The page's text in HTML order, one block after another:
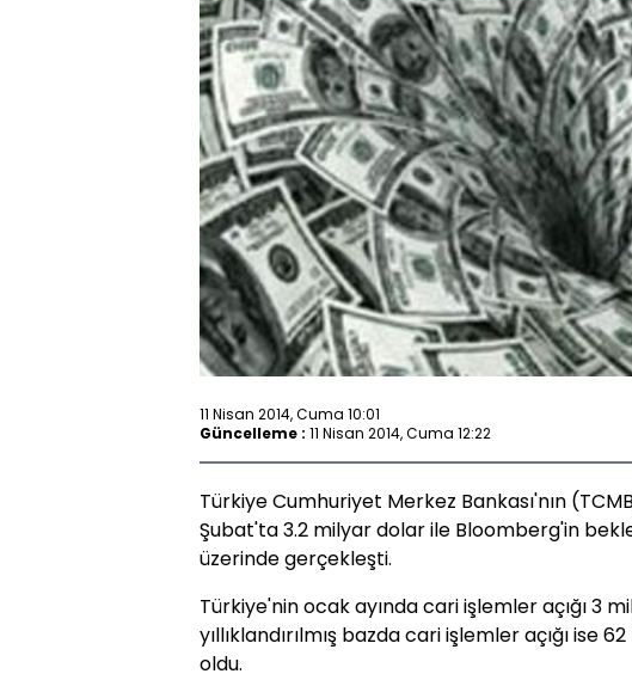
11 Nisan 2014, Cuma 10:01
Güncelleme : 11 Nisan 2014, Cuma 12:22
Türkiye Cumhuriyet Merkez Bankası'nın
Şubat'ta 3.2 milyar dolar ile Bloomberg'in
üzerinde gerçekleşti.
Türkiye'nin ocak ayında cari işlemler açığı 3
yıllıklandırılmış bazda cari işlemler açığı ise
oldu.